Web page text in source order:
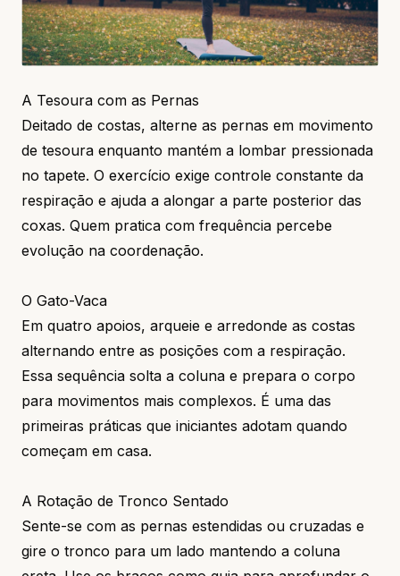
A Tesoura com as Pernas
Deitado de costas, alterne as pernas em movimento
de tesoura enquanto mantém a lombar pressionada
no tapete. O exercício exige controle constante da
respiração e ajuda a alongar a parte posterior das
coxas. Quem pratica com frequência percebe
evolução na coordenação.
O Gato-Vaca
Em quatro apoios, arqueie e arredonde as costas
alternando entre as posições com a respiração.
Essa sequência solta a coluna e prepara o corpo
para movimentos mais complexos. É uma das
primeiras práticas que iniciantes adotam quando
começam em casa.
A Rotação de Tronco Sentado
Sente-se com as pernas estendidas ou cruzadas e
gire o tronco para um lado mantendo a coluna